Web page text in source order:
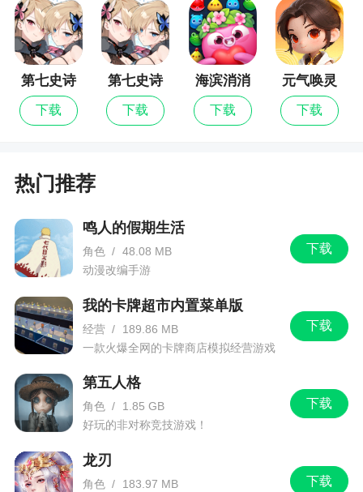
务，支线任务也有经验丹奖励哦
F.120级等级奖励有两张幽冥古舟次数券，130
级左右打一次古舟副本，剩下的留到转职之后;如果
没有首充武器，可能要再打一次才能到150级进行转
职
头实力足够了再来打130级剑仙
H.转职提升大量战力，世界boss尽量留到转职
之后打，建议打190、200的和平区boss，不会被
抢，同时掉落的五阶装备刚好转职后能穿
I.中午的答题活动能得到不少经验，但需要在开
服2小时内达到110级，条件比较苛刻，上仙们不用
太过苛求，并且首充礼包也能轻易弥补这个差距
3)150~200级要点
A.剩下的幽冥古舟副本
C.磕1.5倍经验药，离线或在线挂机
第七史诗
下载
第七史诗
最新版
下载
海滨消消
乐
下载
元气唤灵
师
下载
热门推荐
下载
鸣人的假期生活
角色 / 48.08 MB
动漫改编手游
下载
我的卡牌超市内置菜单版
经营 /
189.86 MB
一款火爆全网的卡牌商店模拟经营游戏
下载
第五人格
角色 /
1.85 GB
好玩的非对称竞技游戏！
下载
龙刃
角色 /
183.97 MB